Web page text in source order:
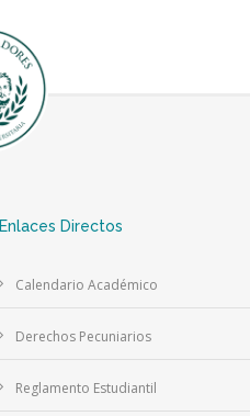
Enlaces Directos
Calendario Académico
Derechos Pecuniarios
Reglamento Estudiantil